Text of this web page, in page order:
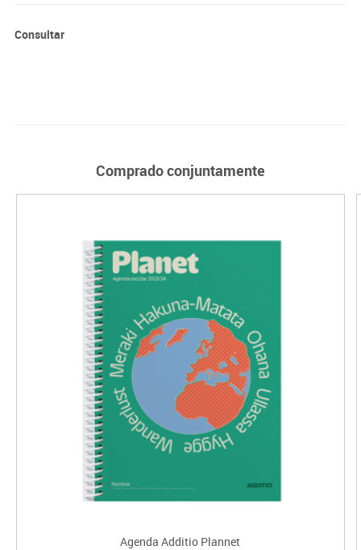
Consultar
Comprado conjuntamente
Agenda Additio Plannet